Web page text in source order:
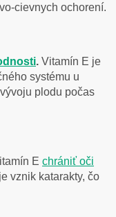
cievnych ochorení.
. Vitamín E je
systému u
plodu počas
E chrániť oči
vznik katarakty, čo